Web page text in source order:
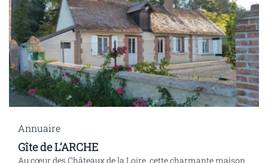
Annuaire
Gîte de L’ARCHE
Au cœur des Châteaux de la Loire, cette charmante maison